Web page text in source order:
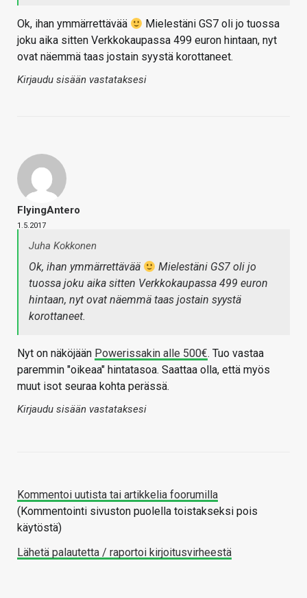
Ok, ihan ymmärrettävää
Mielestäni GS7 oli jo tuossa
joku aika sitten Verkkokaupassa 499 euron hintaan, nyt
ovat näemmä taas jostain syystä korottaneet.
Kirjaudu sisään vastataksesi
FlyingAntero
1.5.2017
Juha Kokkonen
Ok, ihan ymmärrettävää
Mielestäni GS7 oli jo
tuossa joku aika sitten Verkkokaupassa 499 euron
hintaan, nyt ovat näemmä taas jostain syystä
korottaneet.
Nyt on näköjään Powerissakin alle 500€. Tuo vastaa
paremmin "oikeaa" hintatasoa. Saattaa olla, että myös
muut isot seuraa kohta perässä.
Kirjaudu sisään vastataksesi
Kommentoi uutista tai artikkelia foorumilla
(Kommentointi sivuston puolella toistakseksi pois
käytöstä)
Lähetä palautetta / raportoi kirjoitusvirheestä